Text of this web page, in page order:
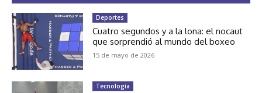
Deportes
Cuatro segundos y a la lona: el nocaut
que sorprendió al mundo del boxeo
15 de mayo de 2026
Tecnología